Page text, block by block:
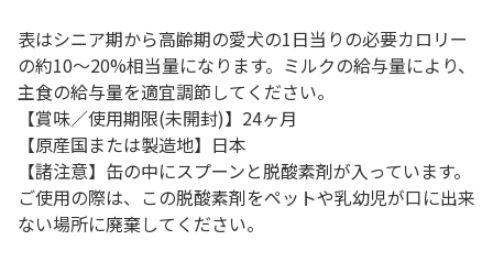
表はシニア期から高齢期の愛犬の1日当りの必要カロリー
の約10～20%相当量になります。ミルクの給与量により、
主食の給与量を適宜調節してください。
【賞味／使用期限(未開封)】24ヶ月
【原産国または製造地】日本
【諸注意】缶の中にスプーンと脱酸素剤が入っています。
ご使用の際は、この脱酸素剤をペットや乳幼児が口に出来
ない場所に廃棄してください。